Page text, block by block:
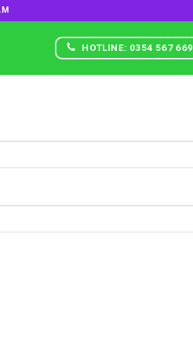
HOTLINE: 0354 567 669